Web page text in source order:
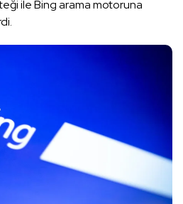
ile Bing arama motoruna